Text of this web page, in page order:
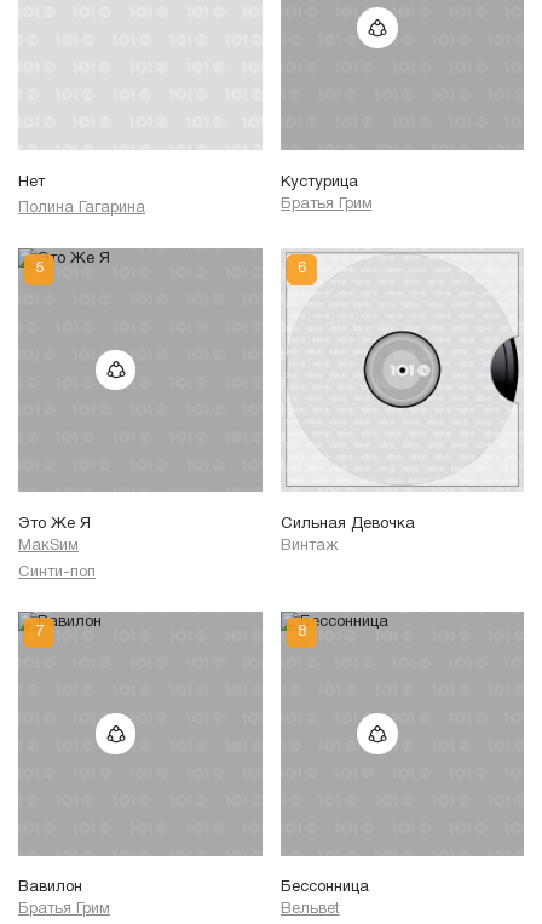
Нет
Полина Гагарина
Кустурица
Братья Грим
Это Же Я
МакSим
Синти-поп
Сильная Девочка
Винтаж
Вавилон
Братья Грим
Бессонница
Вельвеt